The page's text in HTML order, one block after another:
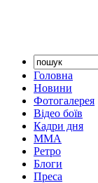
Головна
Новини
Фотогалерея
Відео боїв
Кадри дня
ММА
Ретро
Блоги
Преса